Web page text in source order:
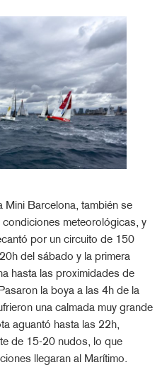
Mini Barcelona, también se
meteorológicas, y
por un circuito de 150
del sábado y la primera
hasta las proximidades de
la boya a las 4h de la
una calmada muy grande
aguantó hasta las 22h,
de 15-20 nudos, lo que
llegaran al Marítimo.